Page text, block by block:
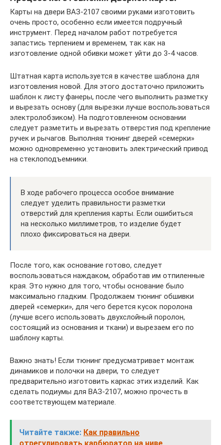
Карты на двери ВАЗ-2107 своими руками изготовить
очень просто, особенно если имеется подручный
инструмент. Перед началом работ потребуется
запастись терпением и временем, так как на
изготовление одной обивки может уйти до 3-4 часов.
Штатная карта используется в качестве шаблона для
изготовления новой. Для этого достаточно приложить
шаблон к листу фанеры, после чего выполнить разметку
и вырезать основу (для вырезки лучше воспользоваться
электролобзиком). На подготовленном основании
следует разметить и вырезать отверстия под крепление
ручек и рычагов. Выполняя тюнинг дверей «семерки»
можно одновременно установить электрический привод
на стеклоподъемники.
В ходе рабочего процесса особое внимание
следует уделить правильности разметки
отверстий для крепления карты. Если ошибиться
на несколько миллиметров, то изделие будет
плохо фиксироваться на двери.
После того, как основание готово, следует
воспользоваться наждаком, обработав им отпиленные
края. Это нужно для того, чтобы основание было
максимально гладким. Продолжаем тюнинг обшивки
дверей «семерки», для чего берется кусок поролона
(лучше всего использовать двухслойный поролон,
состоящий из основания и ткани) и вырезаем его по
шаблону карты.
Важно знать! Если тюнинг предусматривает монтаж
динамиков и полочки на двери, то следует
предварительно изготовить каркас этих изделий. Как
сделать подиумы для ВАЗ-2107, можно прочесть в
соответствующем материале.
Читайте также: Как правильно
отрегулировать карбюратор на ниве